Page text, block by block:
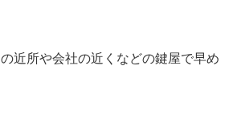
近所や会社の近くなどの鍵屋で早め